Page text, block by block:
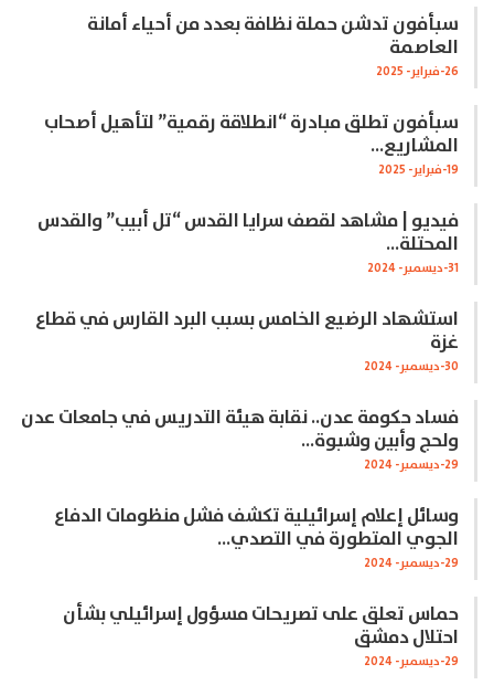
سبأفون تدشن حملة نظافة بعدد من أحياء أمانة
العاصمة
26-فبراير- 2025
سبأفون تطلق مبادرة “انطلاقة رقمية” لتأهيل أصحاب
المشاريع…
19-فبراير- 2025
فيديو | مشاهد لقصف سرايا القدس “تل أبيب” والقدس
المحتلة…
31-ديسمبر- 2024
استشهاد الرضيع الخامس بسبب البرد القارس في قطاع
غزة
30-ديسمبر- 2024
فساد حكومة عدن.. نقابة هيئة التدريس في جامعات عدن
ولحج وأبين وشبوة…
29-ديسمبر- 2024
وسائل إعلام إسرائيلية تكشف فشل منظومات الدفاع
الجوي المتطورة في التصدي…
29-ديسمبر- 2024
حماس تعلق على تصريحات مسؤول إسرائيلي بشأن
احتلال دمشق
29-ديسمبر- 2024